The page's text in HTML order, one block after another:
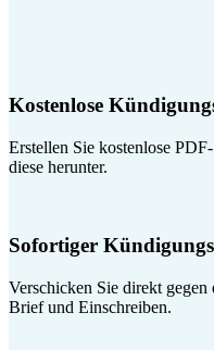
Kostenlose
Erstellen Sie kostenlose
diese herunter.
Sofortiger
Verschicken Sie direkt
Brief und Einschreiben.